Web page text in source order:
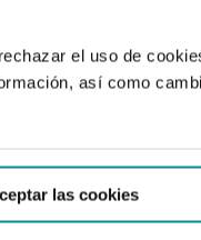
el uso de
así como
las cookies
la campaña
en años
los cambios que se
se ha ido dando
aceptables
a los de la 2004-2005),
siendo éste el